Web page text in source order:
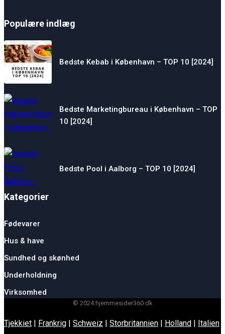
Populære indlæg
Bedste Kebab i København – TOP 10 [2024]
Bedste Marketingbureau i København – TOP
10 [2024]
Bedste Pool i Aalborg – TOP 10 [2024]
Kategorier
Fødevarer
Hus & have
Sundhed og skønhed
Underholdning
Virksomhed
© 2024 hjemmesider360.dk
Tjekkiet Frankrig Schweiz Storbritannien Holland Italien